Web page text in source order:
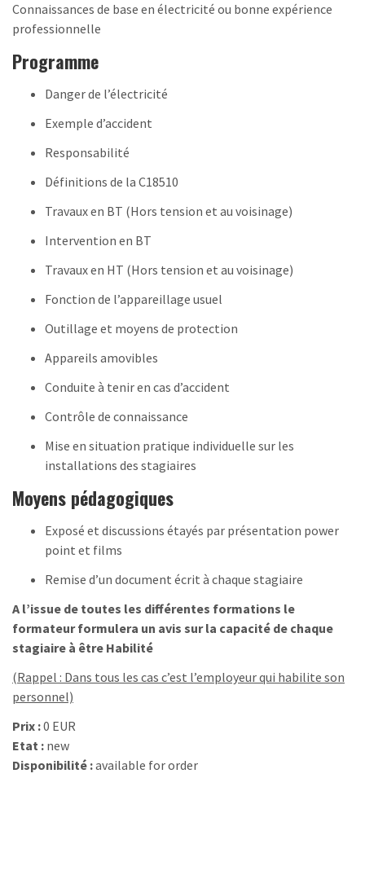
Connaissances de base en électricité ou bonne expérience
professionnelle
Programme
Danger de l’électricité
Exemple d’accident
Responsabilité
Définitions de la C18510
Travaux en BT (Hors tension et au voisinage)
Intervention en BT
Travaux en HT (Hors tension et au voisinage)
Fonction de l’appareillage usuel
Outillage et moyens de protection
Appareils amovibles
Conduite à tenir en cas d’accident
Contrôle de connaissance
Mise en situation pratique individuelle sur les
installations des stagiaires
Moyens pédagogiques
Exposé et discussions étayés par présentation power
point et films
Remise d’un document écrit à chaque stagiaire
A l’issue de toutes les différentes formations le
formateur formulera un avis sur la capacité de chaque
stagiaire à être Habilité
(Rappel : Dans tous les cas c’est l’employeur qui habilite son
personnel)
Prix :0 EUR
Etat : new
Disponibilité :available for order